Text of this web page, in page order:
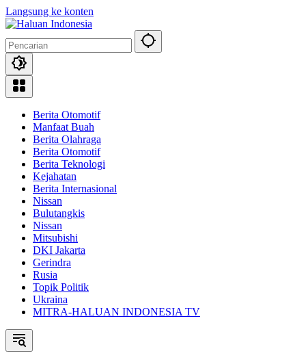
Langsung ke konten
Berita Otomotif
Manfaat Buah
Berita Olahraga
Berita Otomotif
Berita Teknologi
Kejahatan
Berita Internasional
Nissan
Bulutangkis
Nissan
Mitsubishi
DKI Jakarta
Gerindra
Rusia
Topik Politik
Ukraina
MITRA-HALUAN INDONESIA TV